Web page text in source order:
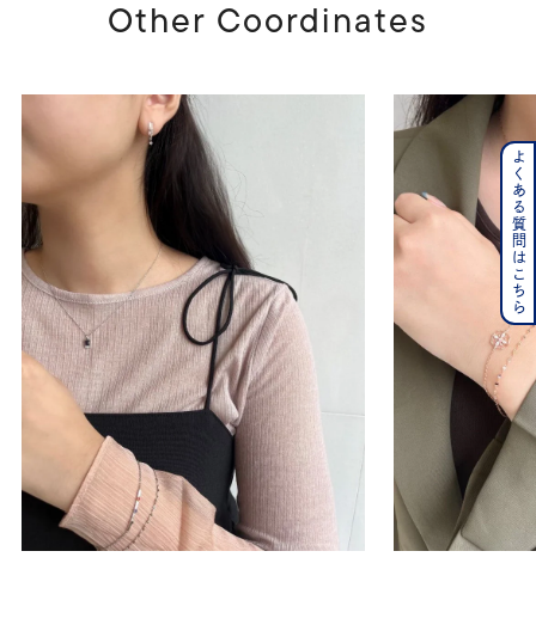
Other Coordinates
よくある質問はこちら